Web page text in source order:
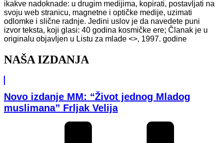
ikakve nadoknade: u drugim medijima, kopirati, postavljati na
svoju web stranicu, magnetne i optičke medije, uzimati
odlomke i slične radnje. Jedini uslov je da navedete puni
izvor teksta, koji glasi: 40 godina kosmičke ere; Članak je u
originalu objavljen u Listu za mlade <>, 1997. godine
NAŠA IZDANJA
Novo izdanje MM: “Život jednog Mladog
muslimana” Frljak Velija